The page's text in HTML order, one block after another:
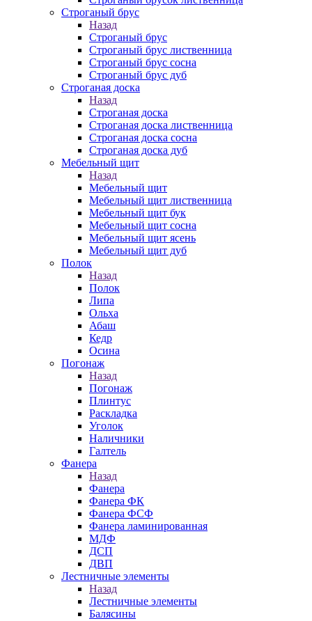
Строганый брус
Назад
Строганый брус
Строганый брус лиственница
Строганый брус сосна
Строганый брус дуб
Строганая доска
Назад
Строганая доска
Строганая доска лиственница
Строганая доска сосна
Строганая доска дуб
Мебельный щит
Назад
Мебельный щит
Мебельный щит лиственница
Мебельный щит бук
Мебельный щит сосна
Мебельный щит ясень
Мебельный щит дуб
Полок
Назад
Полок
Липа
Ольха
Абаш
Кедр
Осина
Погонаж
Назад
Погонаж
Плинтус
Раскладка
Уголок
Наличники
Галтель
Фанера
Назад
Фанера
Фанера ФК
Фанера ФСФ
Фанера ламинированная
МДФ
ДСП
ДВП
Лестничные элементы
Назад
Лестничные элементы
Балясины